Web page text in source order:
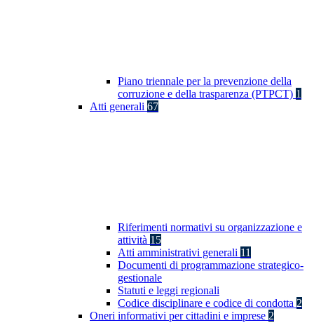
Piano triennale per la prevenzione della
corruzione e della trasparenza (PTPCT) 1
Atti generali 67
Riferimenti normativi su organizzazione e
attività 15
Atti amministrativi generali 11
Documenti di programmazione strategico-
gestionale
Statuti e leggi regionali
Codice disciplinare e codice di condotta 2
Oneri informativi per cittadini e imprese 2